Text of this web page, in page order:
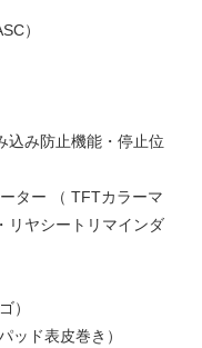
）
み防止機能・停止位
ター （ TFTカラーマ
リヤシートリマインダ
）
ッド表皮巻き）